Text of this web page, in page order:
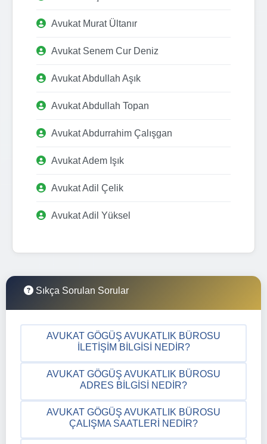
Avukat Murat Ültanır
Avukat Senem Cur Deniz
Avukat Abdullah Aşık
Avukat Abdullah Topan
Avukat Abdurrahim Çalışgan
Avukat Adem Işık
Avukat Adil Çelik
Avukat Adil Yüksel
Sıkça Sorulan Sorular
AVUKAT GÖGÜŞ AVUKATLIK BÜROSU
İLETIŞIM BILGISI NEDIR?
AVUKAT GÖGÜŞ AVUKATLIK BÜROSU
ADRES BILGISI NEDIR?
AVUKAT GÖGÜŞ AVUKATLIK BÜROSU
ÇALIŞMA SAATLERI NEDIR?